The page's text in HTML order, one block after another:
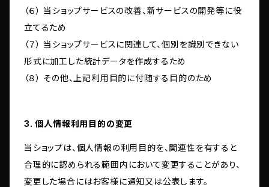
（６） 当ショップサービスの改善、新サービスの開発等に役
立てるため
（７） 当ショップサービスに関連して、個別を識別できない
形式に加工した統計データを作成するため
（８） その他、上記利用目的に付随する目的のため
3. 個人情報利用目的の変更
当ショップは、個人情報の利用目的を、関連性を有すると
合理的に認められる範囲内において変更することがあり、
変更した場合にはお客様に通知又は公表します。